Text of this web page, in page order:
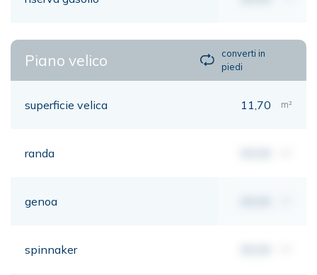
Piano velico
converti in
piedi
superficie velica 11,70 m²
randa
genoa
spinnaker